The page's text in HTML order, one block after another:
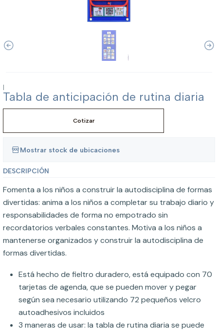
|
Tabla de anticipación de rutina diaria
Cotizar
Mostrar stock de ubicaciones
DESCRIPCIÓN
Fomenta a los niños a construir la autodisciplina de formas
divertidas: anima a los niños a completar su trabajo diario y
responsabilidades de forma no empotrado sin
recordatorios verbales constantes. Motiva a los niños a
mantenerse organizados y construir la autodisciplina de
formas divertidas.
Está hecho de fieltro duradero, está equipado con 70
tarjetas de agenda, que se pueden mover y pegar
según sea necesario utilizando 72 pequeños velcro
autoadhesivos incluidos
3 maneras de usar: la tabla de rutina diaria se puede